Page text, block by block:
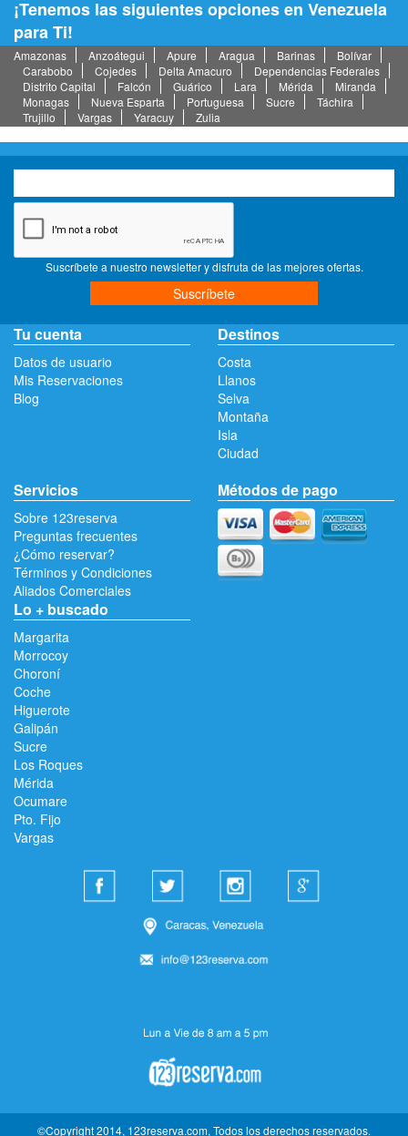
¡Tenemos las siguientes opciones en Venezuela
para Ti!
Amazonas Anzoátegui Apure Aragua Barinas
Bolívar
Carabobo
Cojedes Delta Amacuro
Dependencias Federales
Distrito Capital
Falcón Guárico Lara Mérida
Miranda
Monagas
Nueva Esparta Portuguesa Sucre
Táchira
Trujillo
Vargas Yaracuy Zulia
Suscríbete a nuestro newsletter y disfruta de las mejores ofertas.
Suscríbete
Tu cuenta
Datos de usuario
Mis Reservaciones
Blog
Destinos
Costa
Llanos
Selva
Montaña
Isla
Ciudad
Servicios
Sobre 123reserva
Preguntas frecuentes
¿Cómo reservar?
Términos y Condiciones
Aliados Comerciales
Métodos de pago
Lo + buscado
Margarita
Morrocoy
Choroní
Coche
Higuerote
Galipán
Sucre
Los Roques
Mérida
Ocumare
Pto. Fijo
Vargas
©Copyright 2014, 123reserva.com, Todos los derechos reservados.